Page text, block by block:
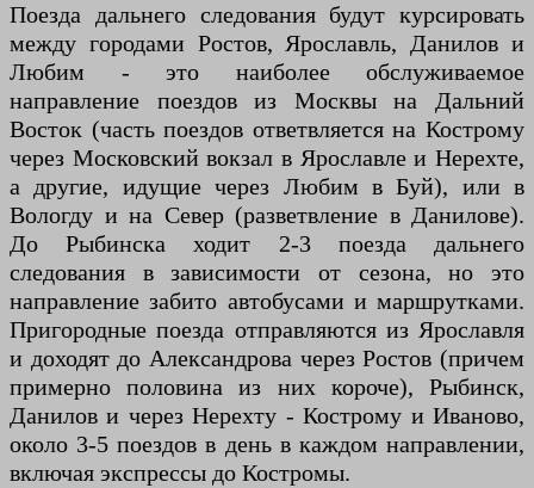
Поезда дальнего следования будут курсировать
между городами Ростов, Ярославль, Данилов и
Любим - это наиболее обслуживаемое
направление поездов из Москвы на Дальний
Восток (часть поездов ответвляется на Кострому
через Московский вокзал в Ярославле и Нерехте,
а другие, идущие через Любим в Буй), или в
Вологду и на Север (разветвление в Данилове).
До Рыбинска ходит 2-3 поезда дальнего
следования в зависимости от сезона, но это
направление забито автобусами и маршрутками.
Пригородные поезда отправляются из Ярославля
и доходят до Александрова через Ростов (причем
примерно половина из них короче), Рыбинск,
Данилов и через Нерехту - Кострому и Иваново,
около 3-5 поездов в день в каждом направлении,
включая экспрессы до Костромы.